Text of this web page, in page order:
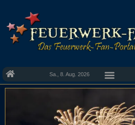
Sa., 8. Aug. 2026